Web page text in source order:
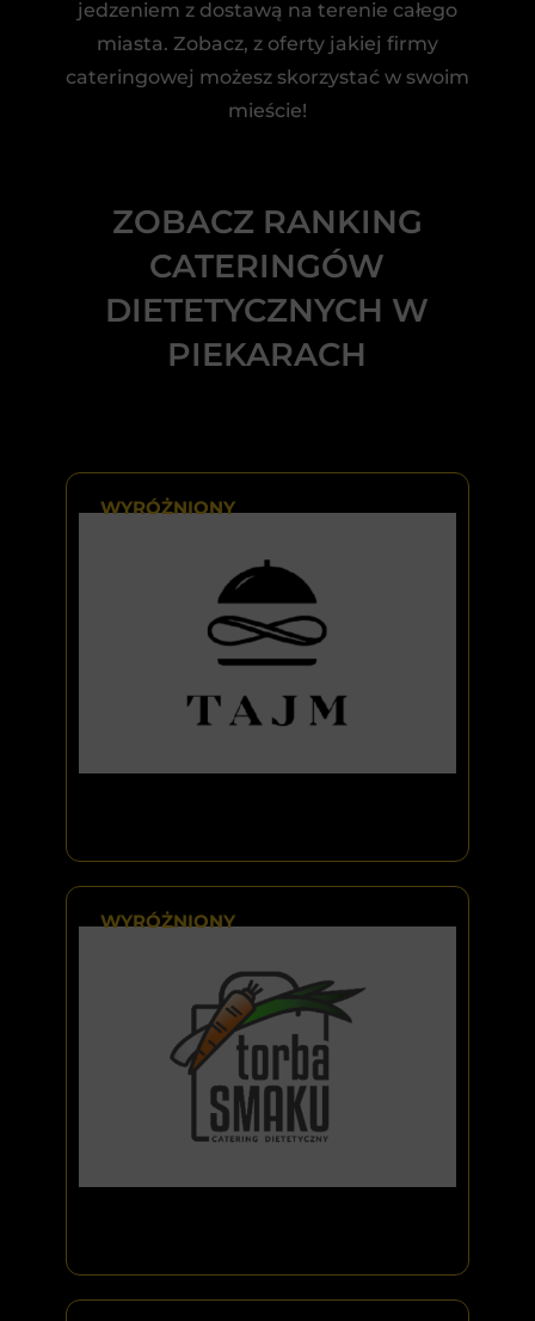
jedzeniem z dostawą na terenie całego
miasta. Zobacz, z oferty jakiej firmy
cateringowej możesz skorzystać w swoim
mieście!
ZOBACZ RANKING
CATERINGÓW
DIETETYCZNYCH W
PIEKARACH
WYRÓŻNIONY
WYRÓŻNIONY